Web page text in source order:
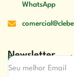
WhatsApp
Newsletter
Receber nossas